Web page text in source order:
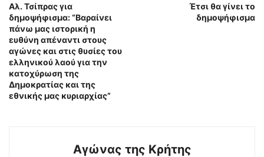
Αλ. Τσίπρας για
δημοψήφισμα: “Βαραίνει
πάνω μας ιστορική η
ευθύνη απέναντι στους
αγώνες και στις θυσίες του
ελληνικού λαού για την
κατοχύρωση της
Δημοκρατίας και της
εθνικής μας κυριαρχίας”
Έτσι θα γίνει το
δημοψήφισμα
Αγώνας της Κρήτης